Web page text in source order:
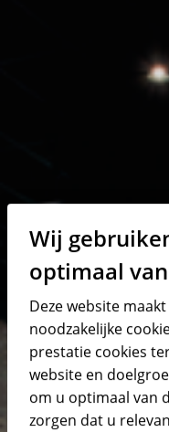
Wij
optimaal
Deze website
noodzakelijke
prestatie cookies
website en
om u optimaal van
zorgen dat u